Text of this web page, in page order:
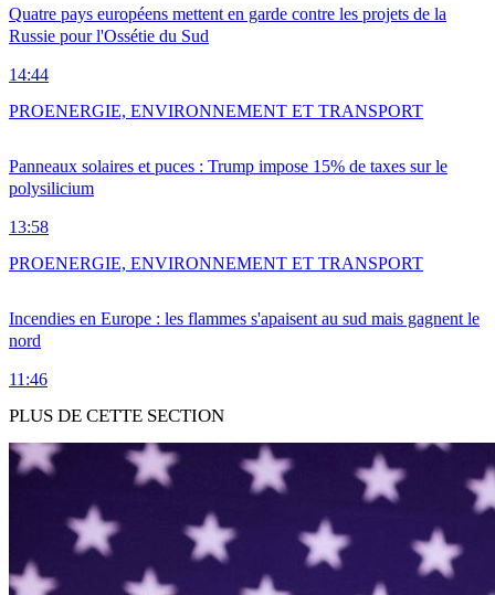
Quatre pays européens mettent en garde contre les projets de la
Russie pour l'Ossétie du Sud
14:44
Panneaux solaires et puces : Trump impose 15% de taxes sur le
polysilicium
13:58
PROENERGIE, ENVIRONNEMENT ET TRANSPORT
Incendies en Europe : les flammes s'apaisent au sud mais gagnent le
nord
11:46
PROENERGIE, ENVIRONNEMENT ET TRANSPORT
PLUS DE CETTE SECTION